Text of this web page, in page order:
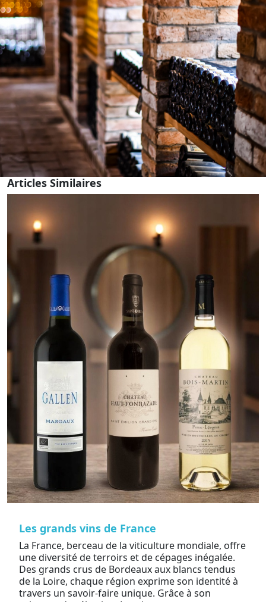
Articles Similaires
Les grands vins de France
La France, berceau de la viticulture mondiale, offre
une diversité de terroirs et de cépages inégalée.
Des grands crus de Bordeaux aux blancs tendus
de la Loire, chaque région exprime son identité à
travers un savoir-faire unique. Grâce à son